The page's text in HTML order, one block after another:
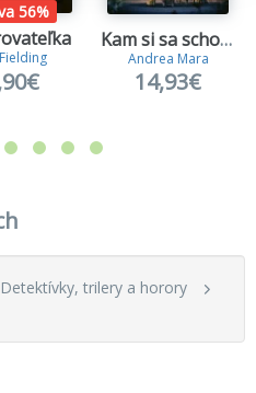
56%
Kam si sa schovala
Andrea Mara
14,93€
Detektívky, trilery a horory